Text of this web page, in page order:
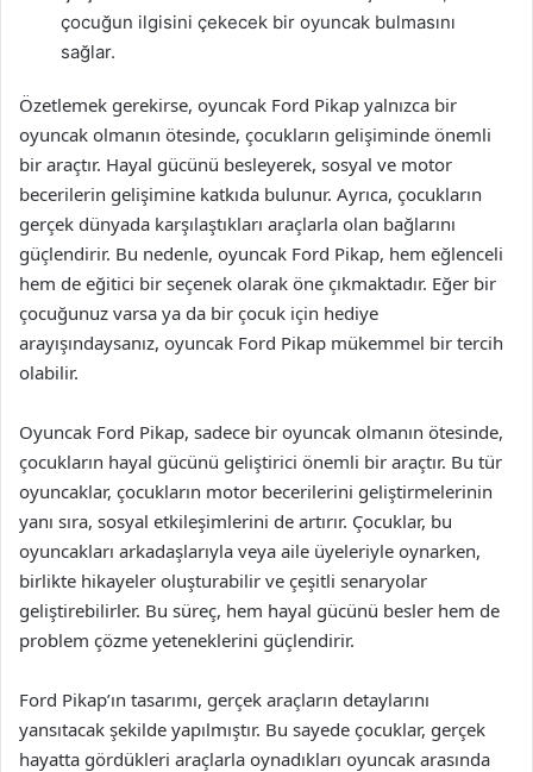
çocuğun ilgisini çekecek bir oyuncak bulmasını
sağlar.
Özetlemek gerekirse, oyuncak Ford Pikap yalnızca bir
oyuncak olmanın ötesinde, çocukların gelişiminde önemli
bir araçtır. Hayal gücünü besleyerek, sosyal ve motor
becerilerin gelişimine katkıda bulunur. Ayrıca, çocukların
gerçek dünyada karşılaştıkları araçlarla olan bağlarını
güçlendirir. Bu nedenle, oyuncak Ford Pikap, hem eğlenceli
hem de eğitici bir seçenek olarak öne çıkmaktadır. Eğer bir
çocuğunuz varsa ya da bir çocuk için hediye
arayışındaysanız, oyuncak Ford Pikap mükemmel bir tercih
olabilir.
Oyuncak Ford Pikap, sadece bir oyuncak olmanın ötesinde,
çocukların hayal gücünü geliştirici önemli bir araçtır. Bu tür
oyuncaklar, çocukların motor becerilerini geliştirmelerinin
yanı sıra, sosyal etkileşimlerini de artırır. Çocuklar, bu
oyuncakları arkadaşlarıyla veya aile üyeleriyle oynarken,
birlikte hikayeler oluşturabilir ve çeşitli senaryolar
geliştirebilirler. Bu süreç, hem hayal gücünü besler hem de
problem çözme yeteneklerini güçlendirir.
Ford Pikap’ın tasarımı, gerçek araçların detaylarını
yansıtacak şekilde yapılmıştır. Bu sayede çocuklar, gerçek
hayatta gördükleri araçlarla oynadıkları oyuncak arasında